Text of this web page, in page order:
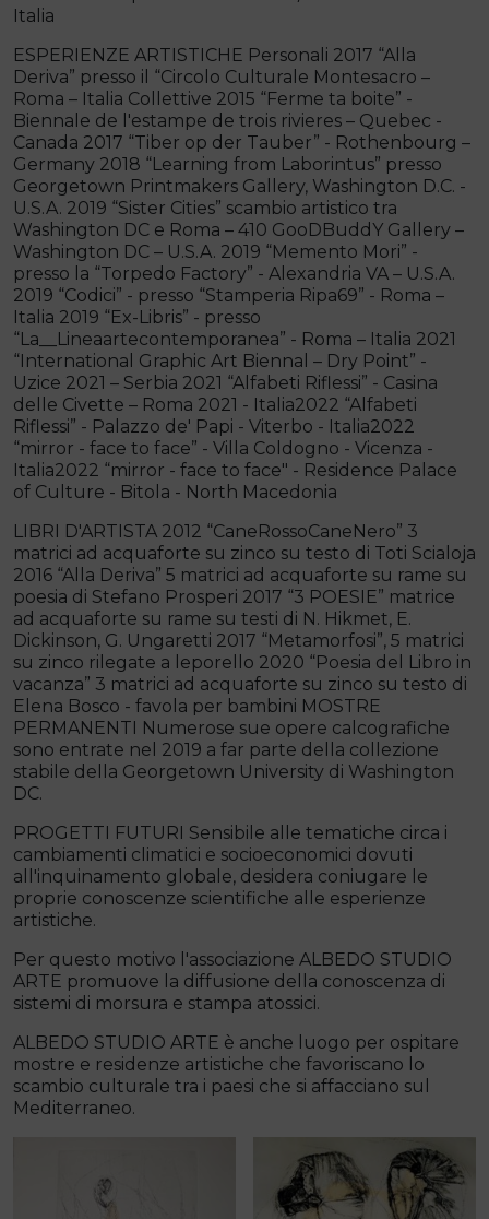
Italia
ESPERIENZE ARTISTICHE Personali 2017 “Alla
Deriva” presso il “Circolo Culturale Montesacro –
Roma – Italia Collettive 2015 “Ferme ta boite” -
Biennale de l'estampe de trois rivieres – Quebec -
Canada 2017 “Tiber op der Tauber” - Rothenbourg –
Germany 2018 “Learning from Laborintus” presso
Georgetown Printmakers Gallery, Washington D.C. -
U.S.A. 2019 “Sister Cities” scambio artistico tra
Washington DC e Roma – 410 GooDBuddY Gallery –
Washington DC – U.S.A. 2019 “Memento Mori” -
presso la “Torpedo Factory” - Alexandria VA – U.S.A.
2019 “Codici” - presso “Stamperia Ripa69” - Roma –
Italia 2019 “Ex-Libris” - presso
“La__Lineaartecontemporanea” - Roma – Italia 2021
“International Graphic Art Biennal – Dry Point” -
Uzice 2021 – Serbia 2021 “Alfabeti Riflessi” - Casina
delle Civette – Roma 2021 - Italia2022 “Alfabeti
Riflessi” - Palazzo de' Papi - Viterbo - Italia2022
“mirror - face to face” - Villa Coldogno - Vicenza -
Italia2022 “mirror - face to face" - Residence Palace
of Culture - Bitola - North Macedonia
LIBRI D'ARTISTA 2012 “CaneRossoCaneNero” 3
matrici ad acquaforte su zinco su testo di Toti Scialoja
2016 “Alla Deriva” 5 matrici ad acquaforte su rame su
poesia di Stefano Prosperi 2017 “3 POESIE” matrice
ad acquaforte su rame su testi di N. Hikmet, E.
Dickinson, G. Ungaretti 2017 “Metamorfosi”, 5 matrici
su zinco rilegate a leporello 2020 “Poesia del Libro in
vacanza” 3 matrici ad acquaforte su zinco su testo di
Elena Bosco - favola per bambini MOSTRE
PERMANENTI Numerose sue opere calcografiche
sono entrate nel 2019 a far parte della collezione
stabile della Georgetown University di Washington
DC.
PROGETTI FUTURI Sensibile alle tematiche circa i
cambiamenti climatici e socioeconomici dovuti
all'inquinamento globale, desidera coniugare le
proprie conoscenze scientifiche alle esperienze
artistiche.
Per questo motivo l'associazione ALBEDO STUDIO
ARTE promuove la diffusione della conoscenza di
sistemi di morsura e stampa atossici.
ALBEDO STUDIO ARTE è anche luogo per ospitare
mostre e residenze artistiche che favoriscano lo
scambio culturale tra i paesi che si affacciano sul
Mediterraneo.